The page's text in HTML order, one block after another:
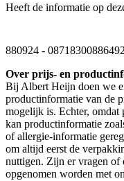
Heeft de informatie op
880924 - 08718300886492
Over prijs- en
Bij Albert Heijn doen we
productinformatie van de
mogelijk is. Echter, omdat
kan productinformatie
of allergie-informatie
om altijd eerst de
nuttigen. Zijn er vragen of
opgenomen worden met